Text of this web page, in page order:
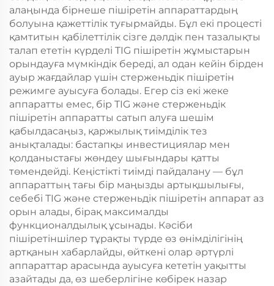
алаңында бірнеше пішіретін аппараттардың
болуына қажеттілік туғырмайды. Бұл екі процесті
қамтитын қабілеттілік сізге дәлдік пен тазалықты
талап ететін күрделі TIG пішіретін жұмыстарын
орындауға мүмкіндік береді, ал одан кейін бірден
ауыр жағдайлар үшін стерженьдік пішіретін
режимге ауысуға болады. Егер сіз екі жеке
аппаратты емес, бір TIG және стерженьдік
пішіретін аппаратты сатып алуға шешім
қабылдасаңыз, қаржылық тиімділік тез
анықталады: бастапқы инвестициялар мен
қолданыстағы жөндеу шығындары қатты
төмендейді. Кеңістікті тиімді пайдалану — бұл
аппараттың тағы бір маңызды артықшылығы,
себебі TIG және стерженьдік пішіретін аппарат аз
орын алады, бірақ максималды
функционалдылық ұсынады. Кәсіби
пішіретіншілер тұрақты түрде өз өнімділігінің
артқанын хабарлайды, өйткені олар әртүрлі
аппараттар арасында ауысуға кететін уақытты
азайтады да, өз шеберлігіне көбірек назар